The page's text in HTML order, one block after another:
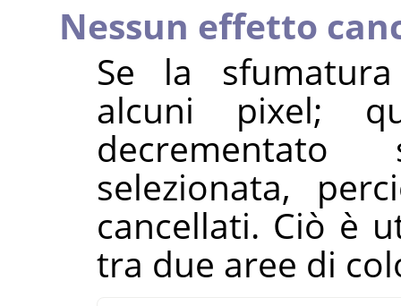
Nessun effetto
Se la
alcuni pixel;
selezionata,
cancellati. Ciò è
tra due aree di